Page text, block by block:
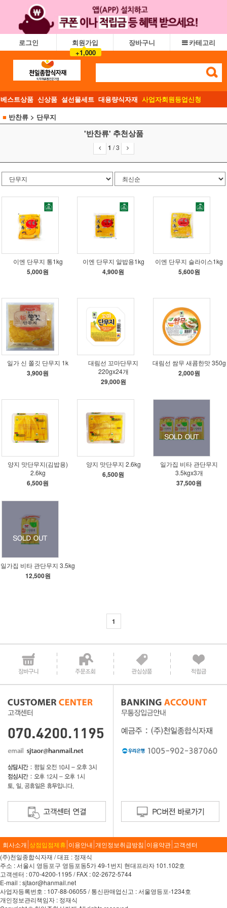
로그인
회원가입
+1,000
장바구니 카테고리
베스트상품 신상품 설선물세트 대용량식자재 사업자회원등업신청
■ 반찬류 > 단무지
'반찬류' 추천상품
1 /3
이엔 단무지 통1kg
5,000원
이엔 단무지 알밥용1kg
4,900원
이엔 단무지 슬라이스1kg
5,600원
일가 신 쫄깃 단무지 1k
3,900원
대림선 꼬마단무지
220gx24개
29,000원
대림선 쌈무 새콤한맛 350g
2,000원
양지 맛단무지(김밥용)
2.6kg
6,500원
양지 맛단무지 2.6kg
6,500원
일가집 비타 관단무지
3.5kgx3개
37,500원
일가집 비타 관단무지 3.5kg
12,500원
1
회사소개 상점입점제휴 이용안내 개인정보취급방침 이용약관 고객센터
(주)천일종합식자재 / 대표 : 정재식
주소 : 서울시 영등포구 영등포동5가 49-1번지 현대프라자 101.102호
고객센터 : 070-4200-1195 / FAX : 02-2672-5744
E-mail : sjtaor@hanmail.net
사업자등록번호 : 107-88-06055 / 통신판매업신고 : 서울영등포-1234호
개인정보관리책임자 : 정재식